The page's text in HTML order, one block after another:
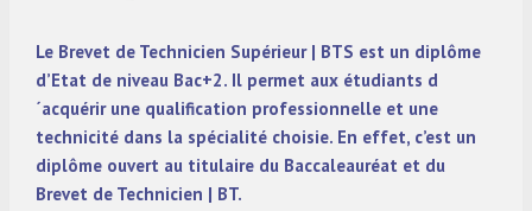
Le Brevet de Technicien Supérieur | BTS est un diplôme
d’Etat de niveau Bac+2. Il permet aux étudiants d
´acquérir une qualification professionnelle et une
technicité dans la spécialité choisie. En effet, c’est un
diplôme ouvert au titulaire du Baccaleauréat et du
Brevet de Technicien | BT.